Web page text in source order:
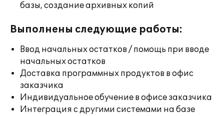
базы, создание архивных копий
Выполнены следующие работы:
Ввод начальных остатков / помощь при вводе
начальных остатков
Доставка программных продуктов в офис
заказчика
Индивидуальное обучение в офисе заказчика
Интеграция с другими системами на базе